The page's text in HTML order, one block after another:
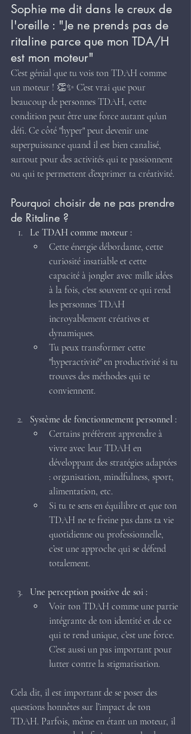
Sophie me dit dans le creux de
l'oreille : "Je ne prends pas de
ritaline parce que mon TDA/H
est mon moteur"
C’est génial que tu vois ton TDAH comme
un moteur ! 👏✨ C’est vrai que pour
beaucoup de personnes TDAH, cette
condition peut être une force autant qu’un
défi. Ce côté "hyper" peut devenir une
superpuissance quand il est bien canalisé,
surtout pour des activités qui te passionnent
ou qui te permettent d’exprimer ta créativité.
Pourquoi choisir de ne pas prendre
de Ritaline ?
Le TDAH comme moteur :
Cette énergie débordante, cette
curiosité insatiable et cette
capacité à jongler avec mille idées
à la fois, c'est souvent ce qui rend
les personnes TDAH
incroyablement créatives et
dynamiques.
Tu peux transformer cette
"hyperactivité" en productivité si tu
trouves des méthodes qui te
conviennent.
Système de fonctionnement personnel :
Certains préfèrent apprendre à
vivre avec leur TDAH en
développant des stratégies adaptées
: organisation, mindfulness, sport,
alimentation, etc.
Si tu te sens en équilibre et que ton
TDAH ne te freine pas dans ta vie
quotidienne ou professionnelle,
c’est une approche qui se défend
totalement.
Une perception positive de soi :
Voir ton TDAH comme une partie
intégrante de ton identité et de ce
qui te rend unique, c’est une force.
C’est aussi un pas important pour
lutter contre la stigmatisation.
Cela dit, il est important de se poser des
questions honnêtes sur l’impact de ton
TDAH. Parfois, même en étant un moteur, il